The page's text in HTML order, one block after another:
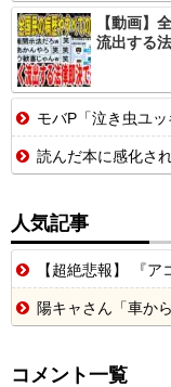
【動画】
流出する
モバP「泣き虫ユッ
読んだ本に感化されやすいタ
人気記事
【超絶悲報】 『ア
陽キャさん「車からロケット花
コメント一覧